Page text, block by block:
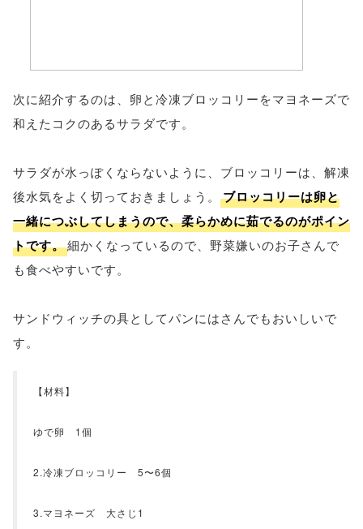
次に紹介するのは、卵と冷凍ブロッコリーをマヨネーズで
和えたコクのあるサラダです。
サラダが水っぽくならないように、ブロッコリーは、解凍
後水気をよく切っておきましょう。
ブロッコリーは卵と
一緒につぶしてしまうので、柔らかめに茹でるのがポイン
トです。細かくなっているので、野菜嫌いのお子さんで
も食べやすいです。
サンドウィッチの具としてパンにはさんでもおいしいで
す。
【材料】
ゆで卵 1個
2.冷凍ブロッコリー 5〜6個
3.マヨネーズ 大さじ1